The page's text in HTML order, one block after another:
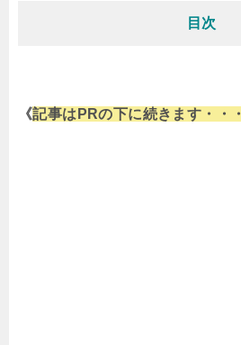
目次
《記事はPRの下に続きます・・・